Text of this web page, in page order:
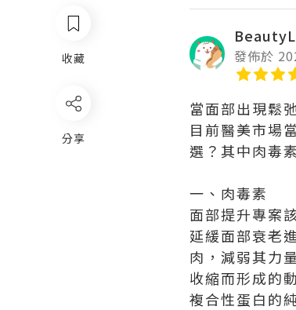
發佈於
當面部出現鬆
目前醫美市場
選？其中肉毒
一、肉毒素
面部提升專案
延緩面部衰老
肉，減弱其力
收縮而形成的
複合性蛋白的
收藏
分享